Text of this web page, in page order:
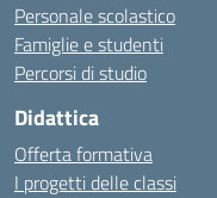
Personale scolastico
Famiglie e studenti
Percorsi di studio
Didattica
Offerta formativa
I progetti delle classi